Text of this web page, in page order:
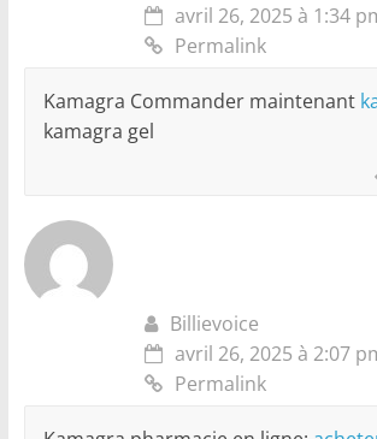
avril 26, 2025 à 1:34
Permalink
Kamagra Commander maintenant
kamagra gel
Billievoice
avril 26, 2025 à 2:07
Permalink